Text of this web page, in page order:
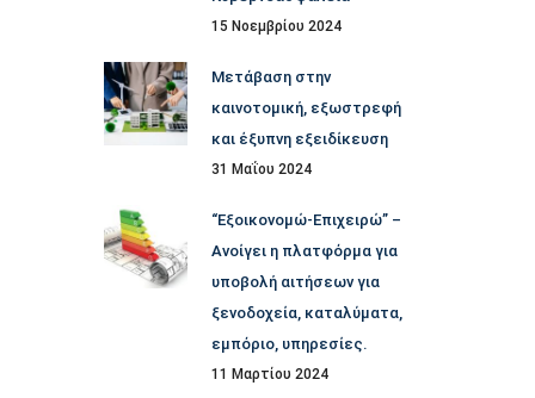
15 Νοεμβρίου 2024
Μετάβαση στην
καινοτομική, εξωστρεφή
και έξυπνη εξειδίκευση
31 Μαΐου 2024
“Εξοικονομώ-Επιχειρώ” –
Ανοίγει η πλατφόρμα για
υποβολή αιτήσεων για
ξενοδοχεία, καταλύματα,
εμπόριο, υπηρεσίες.
11 Μαρτίου 2024